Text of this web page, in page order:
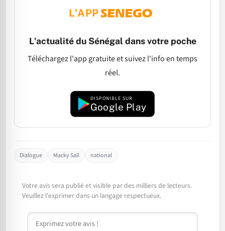
L'APP
L'actualité du Sénégal dans votre poche
Téléchargez l'app gratuite et suivez l'info en temps
réel.
DISPONIBLE SUR
Google Play
Dialogue Macky Sall national
Votre avis sera publié et visible par des milliers de lecteurs.
Veuillez l'exprimer dans un langage respectueux.
Commentaire